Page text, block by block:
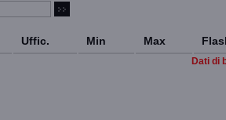
Uffic. Min Max
Dati di